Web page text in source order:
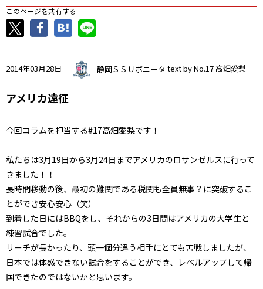
このページを共有する
2014年03月28日 静岡ＳＳＵボニータ text by No.17 高畑愛梨
アメリカ遠征
今回コラムを担当する#17高畑愛梨です！
私たちは3月19日から3月24日までアメリカのロサンゼルスに行って
きました！！
長時間移動の後、最初の難関である税関も全員無事？に突破するこ
とができ安心安心（笑）
到着した日にはBBQをし、それからの3日間はアメリカの大学生と
練習試合でした。
リーチが長かったり、頭一個分違う相手にとても苦戦しましたが、
日本では体感できない試合をすることができ、レベルアップして帰
国できたのではないかと思います。